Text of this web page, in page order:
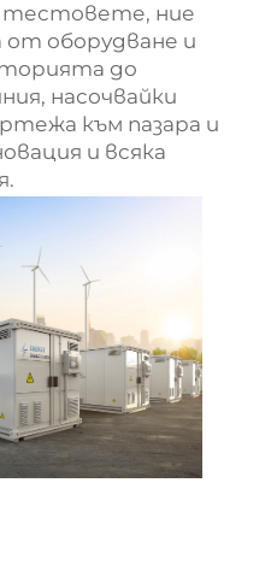
тестовете, ние
от оборудване и
до
насочвайки
към пазара и
и всяка